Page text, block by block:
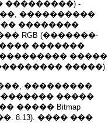
���������) -
����������
��������
RGB (�������-
�������
�����
(��������� �����).
���������
�����
����� Bitmap
8.13). ���� ���